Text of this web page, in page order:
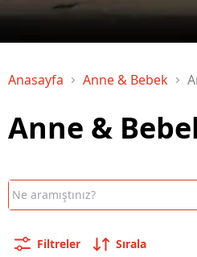
Anasayfa Anne & Bebek
Anne &
Filtreler Sırala